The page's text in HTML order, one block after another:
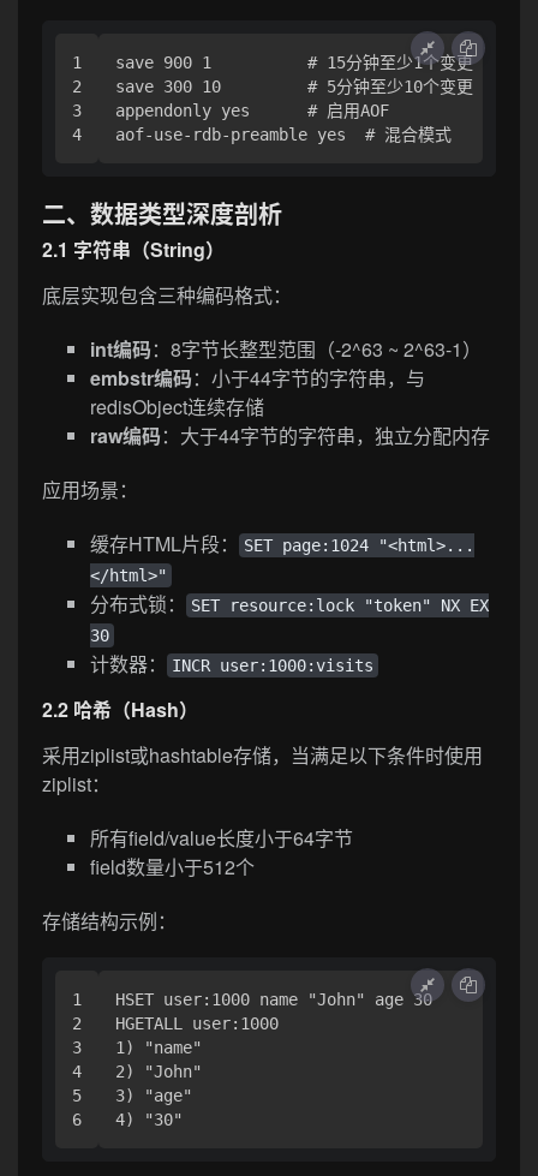
1
2
3
save 900 1          # 15分钟至少1个变更
save 300 10         # 5分钟至少10个变更
appendonly yes      # 启用AOF
二、数据类型深度剖析
2.1 字符串（String）
底层实现包含三种编码格式：
int编码：8字节长整型范围（-2^63 ~ 2^63-1）
embstr编码：小于44字节的字符串，与
redisObject连续存储
raw编码：大于44字节的字符串，独立分配内存
应用场景：
缓存HTML片段：
SET page:1024 "<html>...
</html>"
分布式锁：
SET resource:lock "token" NX EX
30
计数器： INCR user:1000:visits
2.2 哈希（Hash）
采用ziplist或hashtable存储，当满足以下条件时使用
ziplist：
所有field/value长度小于64字节
field数量小于512个
存储结构示例：
1
2
3
4
5
HSET user:1000 name "John" age 30
HGETALL user:1000
1) "name"
2) "John"
3) "age"